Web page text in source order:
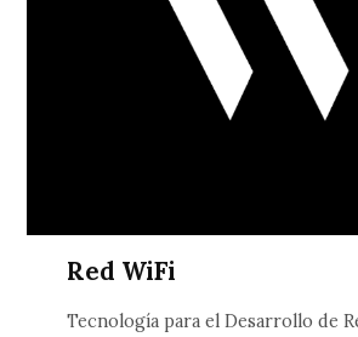
Red WiFi
Tecnología para el Desarrollo de